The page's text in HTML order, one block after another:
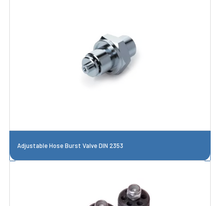
Adjustable Hose Burst Valve DIN 2353